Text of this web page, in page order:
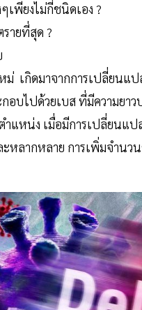
เพียงไม่กี่ชนิดเอง ?
ายที่สุด ?
เกิดมาจากการเปลี่ยนแป
อบไปด้วยเบส ที่มีความย
แหน่ง เมื่อมีการเปลี่ยนแ
หลากหลาย การเพิ่มจำน